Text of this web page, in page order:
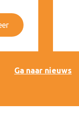
Ga naar nieuws